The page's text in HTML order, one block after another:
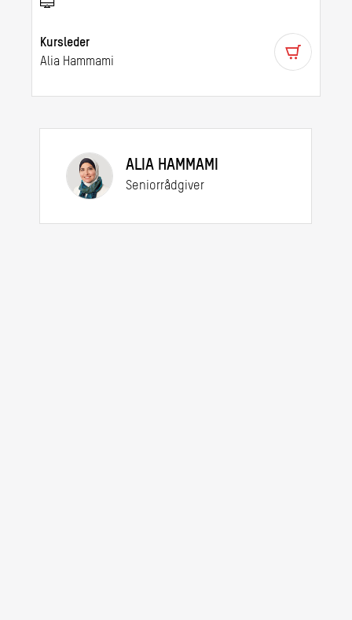
Kursleder
Alia Hammami
ALIA HAMMAMI
Seniorrådgiver